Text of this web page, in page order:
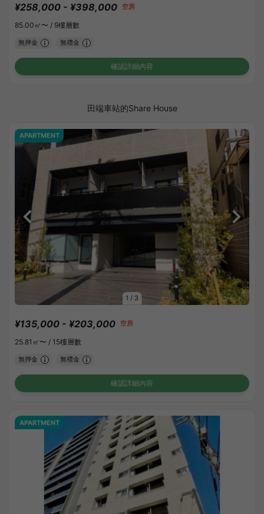
¥258,000 - ¥398,000 空房
85.00㎡〜 / 9樓層數
無押金 無禮金
確認詳細內容
田端車站的Share House
1 / 3
APARTMENT
¥135,000 - ¥203,000 空房
25.81㎡〜 / 15樓層數
無押金 無禮金
確認詳細內容
APARTMENT